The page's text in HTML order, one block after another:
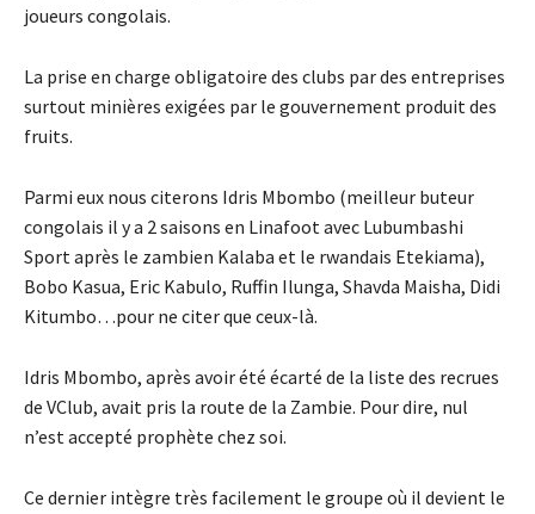
joueurs congolais.
La prise en charge obligatoire des clubs par des entreprises
surtout minières exigées par le gouvernement produit des
fruits.
Parmi eux nous citerons Idris Mbombo (meilleur buteur
congolais il y a 2 saisons en Linafoot avec Lubumbashi
Sport après le zambien Kalaba et le rwandais Etekiama),
Bobo Kasua, Eric Kabulo, Ruffin Ilunga, Shavda Maisha, Didi
Kitumbo…pour ne citer que ceux-là.
Idris Mbombo, après avoir été écarté de la liste des recrues
de VClub, avait pris la route de la Zambie. Pour dire, nul
n’est accepté prophète chez soi.
Ce dernier intègre très facilement le groupe où il devient le